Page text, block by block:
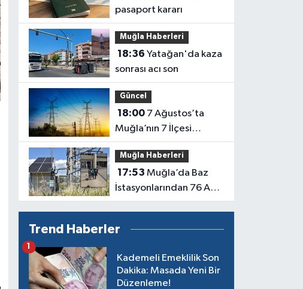
pasaport kararı
Muğla Haberleri
18:36
sonrası acı son
Güncel
18:007 Ağustos’ta
Muğla’nın 7 İlçesi
Karanlıkta Kalacak
Muğla Haberleri
17:53
İstasyonlarından 76 Akü
Çalan Şüpheli Tutuklandı
Trend Haberler
Kademeli Emeklilik Son
Dakika: Masada Yeni Bir
Düzenleme!
1